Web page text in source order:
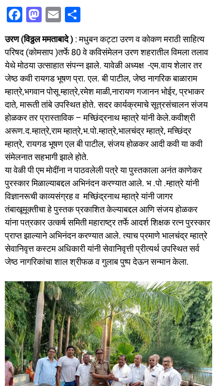
F
a
c
e
b
o
o
k
M
st
o
d
o
n
E
m
ai
l
ar
e
उरण (विठ्ठल ममताबादे ) : मधुबन कट्टा उरण व कोकण मराठी साहित्य
परिषद (कोमसाप )तर्फे 80 वे कविसंमेलन उरण शहरातील विमला तलाव
येथे मोठया उत्साहात संपन्न झाले. यावेळी अध्यक्ष -एम.वाय शेलार तर
जेष्ठ कवी रायगड भूषण प्रा. एल. बी पाटील, जेष्ठ नागरिक बाळाराम
म्हात्रे,भगवान पोसू म्हात्रे,रमेश माळी,नारायण गजानन भोईर, प्रभाकर
दाते, मारूती तांबे उपस्थित होते. सदर कार्यक्रमाचे सूत्रसंचालन संजय
होळकर तर प्रास्ताविक – मच्छिंद्रनाथ म्हात्रे यांनी केले.कवीश्री
अरूण.द.म्हात्रे,राम म्हात्रे,भ.पो.म्हात्रे,भालचंद्र म्हात्रे, मच्छिंद्र
म्हात्रे, रायगड भूषण एल बी पाटील, संजय होळकर आदी कवी या कवी
संमेलनात सहभागी झाले होते.
या वेळी पी एम मोदींना न पाठवलेली पत्रे या पुस्तकाला अनंत काणेकर
पुरस्कार मिळाल्याबद्दल अभिनंदन करण्यात आले. भ .पो .म्हात्रे यांनी
विज्ञानरूची काव्यसंग्रह व मच्छिंद्रनाथ म्हात्रे यांनी जागर
तंबाखूमूक्तीचा हे पुस्तक प्रकाशित केल्याबद्दल आणि संजय होळकर
यांना पत्रकार उत्कर्ष समिती महाराष्ट्र तर्फे आदर्श शिक्षक रत्न पुरस्कार
प्राप्त झाल्याने अभिनंदन करण्यात आले. त्याच प्रमाणे भालचंद्र म्हात्रे
सेवानिवृत्त कस्टम अधिकारी यांनी सेवानिवृत्ती प्रीत्यर्थ उपस्थित सर्व
जेष्ठ नागरिकांचा शाल श्रीफळ व गुलाब पुष्प देऊन सन्मान केला.